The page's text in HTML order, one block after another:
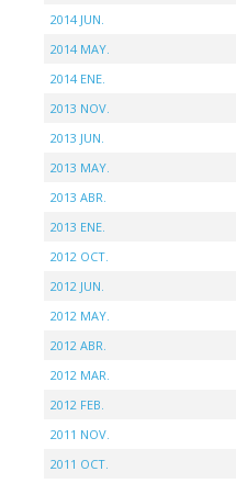
2014 JUN.
2014 MAY.
2014 ENE.
2013 NOV.
2013 JUN.
2013 MAY.
2013 ABR.
2013 ENE.
2012 OCT.
2012 JUN.
2012 MAY.
2012 ABR.
2012 MAR.
2012 FEB.
2011 NOV.
2011 OCT.